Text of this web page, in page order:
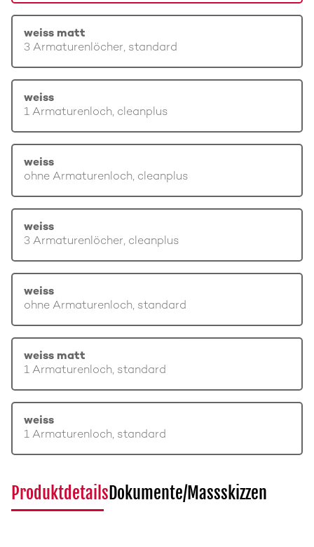
weiss matt
3 Armaturenlöcher, standard
weiss
1 Armaturenloch, cleanplus
weiss
ohne Armaturenloch, cleanplus
weiss
3 Armaturenlöcher, cleanplus
weiss
ohne Armaturenloch, standard
weiss matt
1 Armaturenloch, standard
weiss
1 Armaturenloch, standard
ProduktdetailsDokumente/Massskizzen